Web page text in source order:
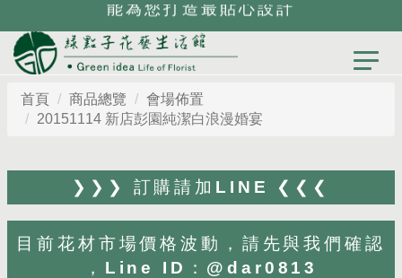
首頁 商品總覽
會場佈置
20151114 新店彭園純潔白浪漫婚宴
❯❯❯ 訂購請加LINE ❮❮❮
目前花材市場價格波動，請先與我們確認
，Line ID：@dar0813
能為您打造最貼心設計